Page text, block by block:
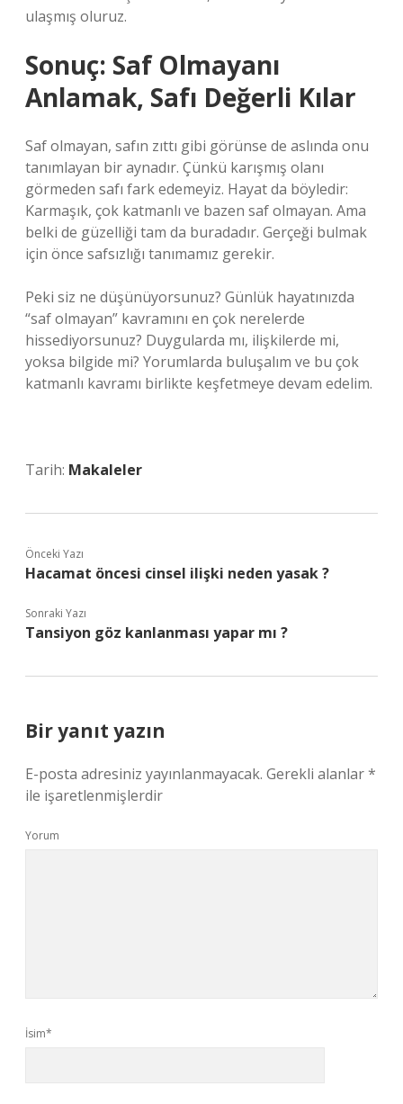
ulaşmış oluruz.
Sonuç: Saf Olmayanı
Anlamak, Safı Değerli Kılar
Saf olmayan, safın zıttı gibi görünse de aslında onu
tanımlayan bir aynadır. Çünkü karışmış olanı
görmeden safı fark edemeyiz. Hayat da böyledir:
Karmaşık, çok katmanlı ve bazen saf olmayan. Ama
belki de güzelliği tam da buradadır. Gerçeği bulmak
için önce safsızlığı tanımamız gerekir.
Peki siz ne düşünüyorsunuz? Günlük hayatınızda
“saf olmayan” kavramını en çok nerelerde
hissediyorsunuz? Duygularda mı, ilişkilerde mi,
yoksa bilgide mi? Yorumlarda buluşalım ve bu çok
katmanlı kavramı birlikte keşfetmeye devam edelim.
Tarih: Makaleler
Önceki Yazı
Hacamat öncesi cinsel ilişki neden yasak ?
Sonraki Yazı
Tansiyon göz kanlanması yapar mı ?
Bir yanıt yazın
E-posta adresiniz yayınlanmayacak. Gerekli alanlar*
ile işaretlenmişlerdir
Yorum
İsim*